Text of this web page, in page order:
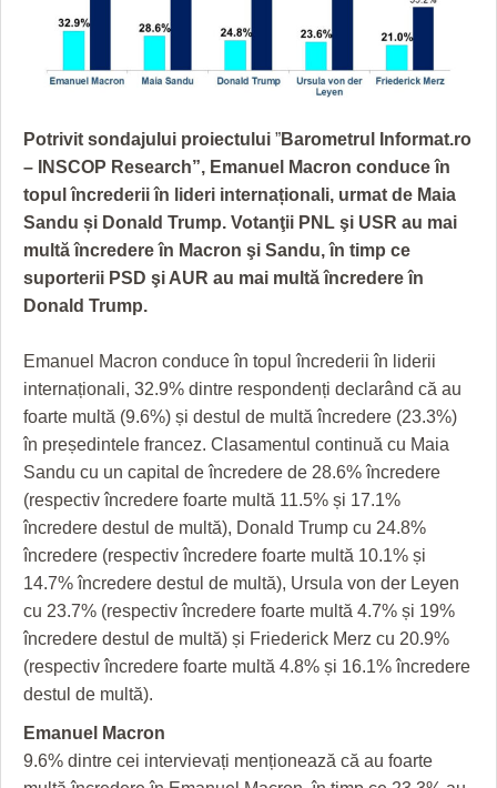
ZIARISTU’ DE TERASĂ
CU OIŞTEA-N KIERKEGAARD
FINANŢĂRI DE LA A LA Z
PE SURSE
UNDE MERGEM
FILME DOCUMENTARE
CLIPURI VIDEO
JOCURI ONLINE
ANUNŢURI
INFO SI UTILE
CULTURA
INVATAMANT
FILME DOCUMENTARE
CLIPURI VIDEO
DIVERSE
FARMACII DIN TIMIŞOARA
LICEE, ŞCOLI ŞI GRĂDINIŢE DIN TIMIŞ
PRIMĂRIILE DIN TIMIŞ
SFATUL MEDICULUI
SFATURI JURIDICE
Potrivit sondajului proiectului ”Barometrul Informat.ro
– INSCOP Research”, Emanuel Macron conduce în
topul încrederii în lideri internaționali, urmat de Maia
Sandu și Donald Trump. Votanţii PNL şi USR au mai
multă încredere în Macron şi Sandu, în timp ce
suporterii PSD şi AUR au mai multă încredere în
Donald Trump.
Emanuel Macron conduce în topul încrederii în liderii
internaționali, 32.9% dintre respondenți declarând că au
foarte multă (9.6%) și destul de multă încredere (23.3%)
în președintele francez. Clasamentul continuă cu Maia
Sandu cu un capital de încredere de 28.6% încredere
(respectiv încredere foarte multă 11.5% și 17.1%
încredere destul de multă), Donald Trump cu 24.8%
încredere (respectiv încredere foarte multă 10.1% și
14.7% încredere destul de multă), Ursula von der Leyen
cu 23.7% (respectiv încredere foarte multă 4.7% și 19%
încredere destul de multă) și Friederick Merz cu 20.9%
(respectiv încredere foarte multă 4.8% și 16.1% încredere
destul de multă).
Emanuel Macron
9.6% dintre cei intervievați menționează că au foarte